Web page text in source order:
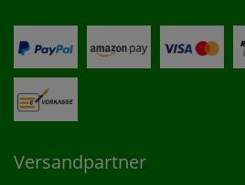
Versandpartner